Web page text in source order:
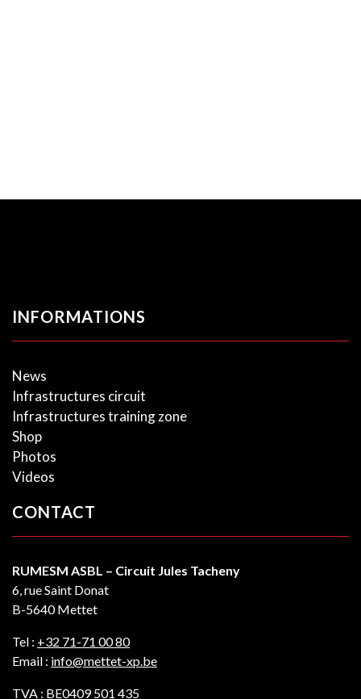
INFORMATIONS
News
Infrastructures circuit
Infrastructures training zone
Shop
Photos
Videos
CONTACT
RUMESM ASBL – Circuit Jules Tacheny
6, rue Saint Donat
B-5640 Mettet
Tel : +32 71-71 00 80
Email : info@mettet-xp.be
TVA : BE0409 501 435